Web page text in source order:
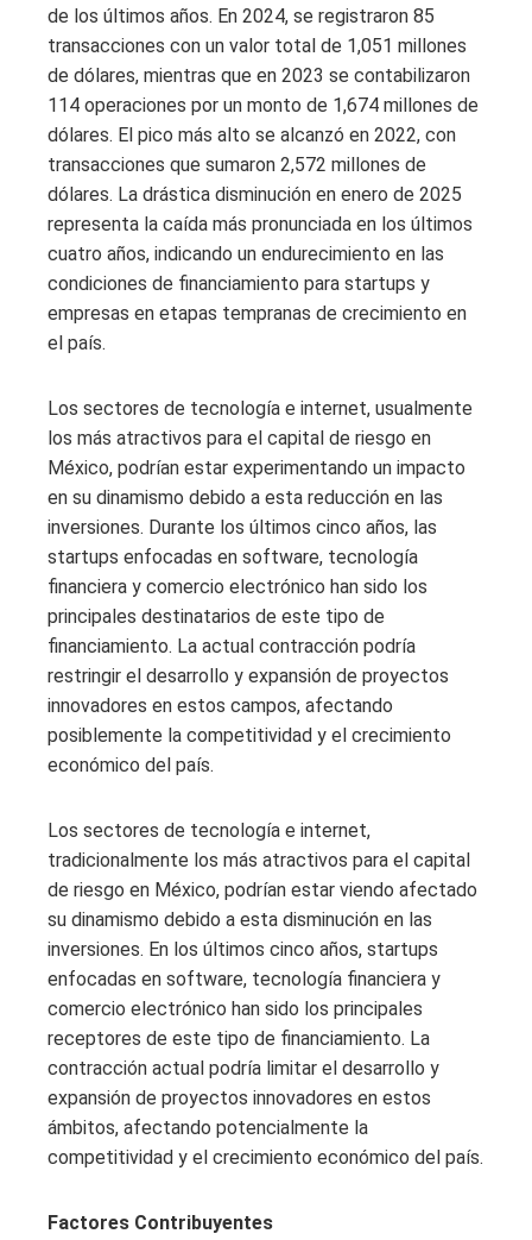
de los últimos años. En 2024, se registraron 85
transacciones con un valor total de 1,051 millones
de dólares, mientras que en 2023 se contabilizaron
114 operaciones por un monto de 1,674 millones de
dólares. El pico más alto se alcanzó en 2022, con
transacciones que sumaron 2,572 millones de
dólares. La drástica disminución en enero de 2025
representa la caída más pronunciada en los últimos
cuatro años, indicando un endurecimiento en las
condiciones de financiamiento para startups y
empresas en etapas tempranas de crecimiento en
el país.
Los sectores de tecnología e internet, usualmente
los más atractivos para el capital de riesgo en
México, podrían estar experimentando un impacto
en su dinamismo debido a esta reducción en las
inversiones. Durante los últimos cinco años, las
startups enfocadas en software, tecnología
financiera y comercio electrónico han sido los
principales destinatarios de este tipo de
financiamiento. La actual contracción podría
restringir el desarrollo y expansión de proyectos
innovadores en estos campos, afectando
posiblemente la competitividad y el crecimiento
económico del país.
Los sectores de tecnología e internet,
tradicionalmente los más atractivos para el capital
de riesgo en México, podrían estar viendo afectado
su dinamismo debido a esta disminución en las
inversiones. En los últimos cinco años, startups
enfocadas en software, tecnología financiera y
comercio electrónico han sido los principales
receptores de este tipo de financiamiento. La
contracción actual podría limitar el desarrollo y
expansión de proyectos innovadores en estos
ámbitos, afectando potencialmente la
competitividad y el crecimiento económico del país.
Factores Contribuyentes